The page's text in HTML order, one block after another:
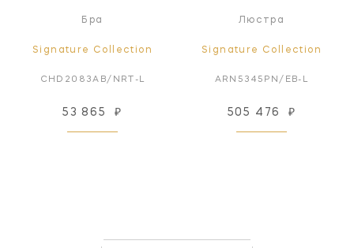
Бра
Signature Collection
CHD2083AB/NRT-L
53 865 ₽
Люстра
Signature Collection
ARN5345PN/EB-L
505 476 ₽